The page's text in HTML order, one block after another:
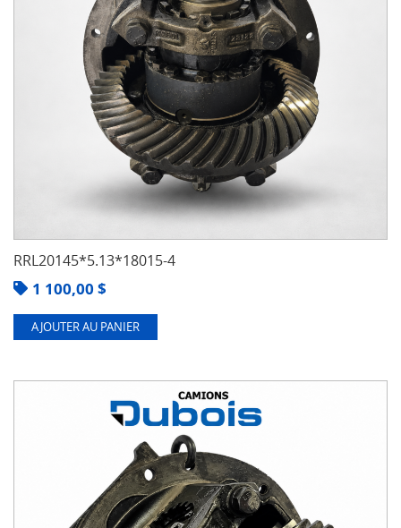
RRL20145*5.13*18015-4
1 100,00 $
AJOUTER AU PANIER